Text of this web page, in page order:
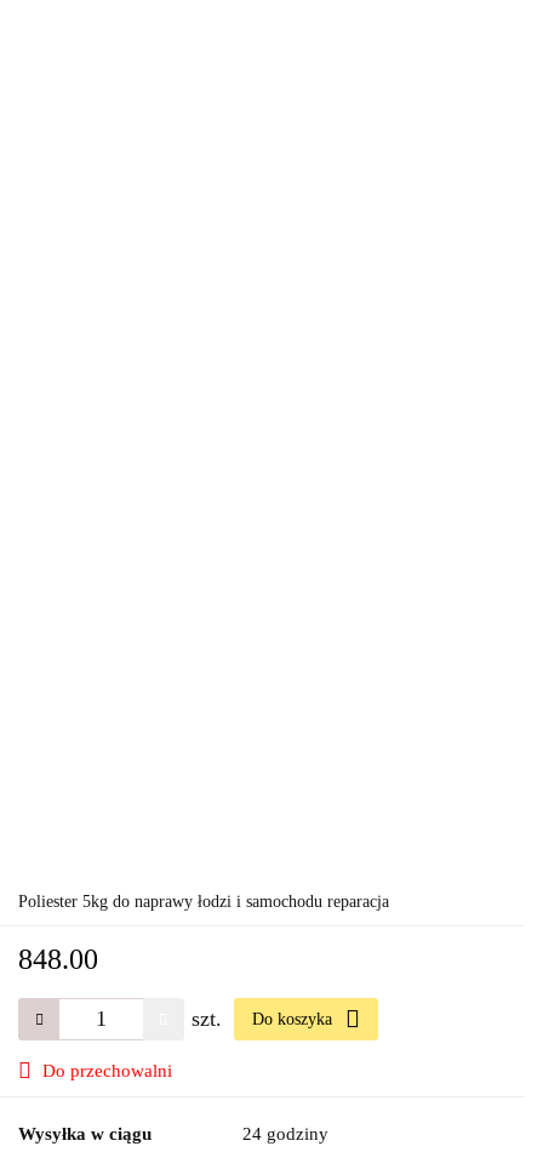
Poliester 5kg do naprawy łodzi i samochodu reparacja
848.00
szt. Do koszyka
Do przechowalni
Wysyłka w ciągu 24 godziny